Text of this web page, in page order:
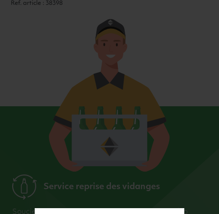
Ref. article : 38398
Service reprise des vidanges
Soucieux du respect de l’environnement et du zéro